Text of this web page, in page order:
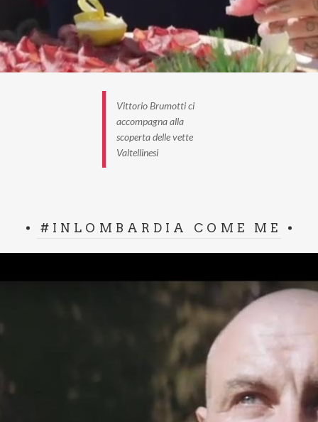
Vittorio Brumotti ci
accompagna alla
scoperta delle vette
Valtellinesi
#INLOMBARDIA COME ME